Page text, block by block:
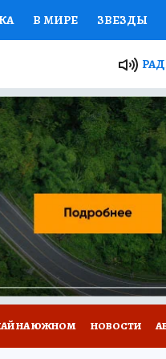
В МИРЕ ЗВЕЗДЫ
ПРОЕКТЫ РОССИИ
ЖЕНСКИЕ СЕКРЕТЫ
ДЕФИЦИТ ЖЕЛЕЗА
У НАС ГИД
НА ЮЖНОМ НОВОСТИ